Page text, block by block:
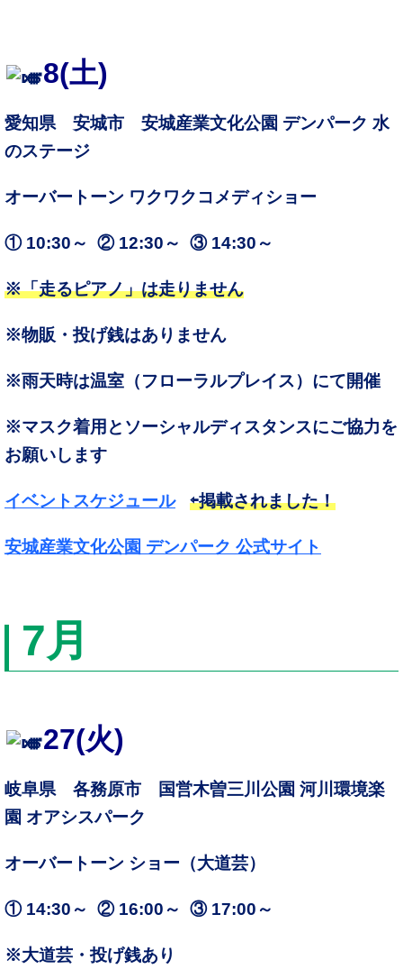
8(土)
愛知県 安城市 安城産業文化公園 デンパーク 水
のステージ
オーバートーン ワクワクコメディショー
① 10:30～ ② 12:30～ ③ 14:30～
※「走るピアノ」は走りません
※物販・投げ銭はありません
※雨天時は温室（フローラルプレイス）にて開催
※マスク着用とソーシャルディスタンスにご協力を
お願いします
イベントスケジュール ⇦掲載されました！
安城産業文化公園 デンパーク 公式サイト
7月
27(火)
岐阜県 各務原市 国営木曽三川公園 河川環境楽
園 オアシスパーク
オーバートーン ショー（大道芸）
① 14:30～ ② 16:00～ ③ 17:00～
※大道芸・投げ銭あり